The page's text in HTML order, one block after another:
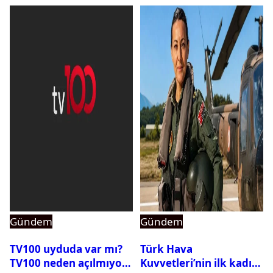
Gündem
TV100 uyduda var mı?
TV100 neden açılmıyor?
Gündem
Türk Hava
Kuvvetleri’nin ilk kadın